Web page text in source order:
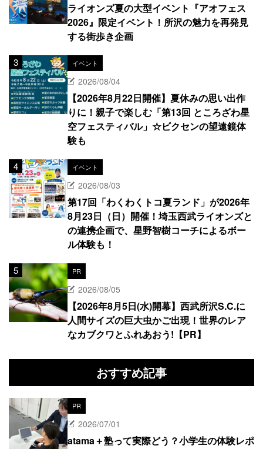
ライオンズ夏の大型イベント『アオフェス
2026』限定イベント！所沢の魅力を再発見
する街歩き企画
イベント
2026/08/04
【2026年8月22日開催】夏休みの思い出作
りに！親子で楽しむ「第13回 ところざわ星
空フェスティバル」☆ビクセンの望遠鏡体
験も
イベント
2026/08/03
第17回「わくわくトコ夏ランド」が2026年
8月23日（日）開催！埼玉西武ライオンズと
の連携企画で、星野智樹コーチによるボー
ル体験も！
PR
2026/08/05
【2026年8月5日(水)開幕】西武所沢S.C.に
人間サイズの巨大虫かご出現！世界のレア
なカブクワとふれあおう!【PR】
おすすめ記事
PR
2026/07/01
atama＋塾って実際どう？小学生の体験レポ